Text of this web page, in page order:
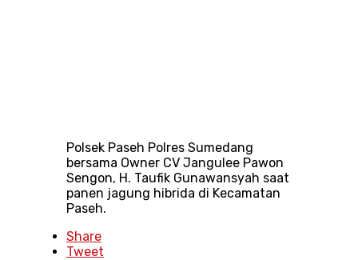
Polsek Paseh Polres Sumedang
bersama Owner CV Jangulee Pawon
Sengon, H. Taufik Gunawansyah saat
panen jagung hibrida di Kecamatan
Paseh.
Share
Tweet